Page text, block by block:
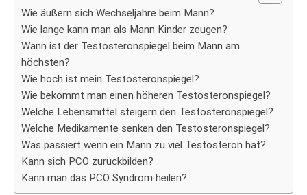
Wie äußern sich Wechseljahre beim Mann?
Wie lange kann man als Mann Kinder zeugen?
Wann ist der Testosteronspiegel beim Mann am
höchsten?
Wie hoch ist mein Testosteronspiegel?
Wie bekommt man einen höheren Testosteronspiegel?
Welche Lebensmittel steigern den Testosteronspiegel?
Welche Medikamente senken den Testosteronspiegel?
Was passiert wenn ein Mann zu viel Testosteron hat?
Kann sich PCO zurückbilden?
Kann man das PCO Syndrom heilen?